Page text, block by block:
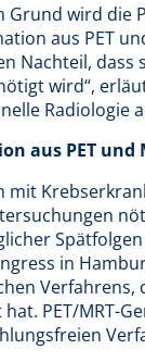
Grund wird die
aus PET
Nachteil, dass
wird“,
Radiologie
aus PET und
mit
in
Verfahrens,
PET/MRT-